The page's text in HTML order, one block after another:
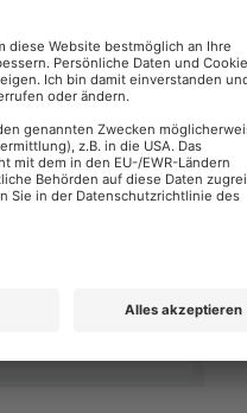
JETZT ANMELDEN >